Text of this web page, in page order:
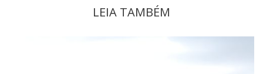
LEIA TAMBÉM